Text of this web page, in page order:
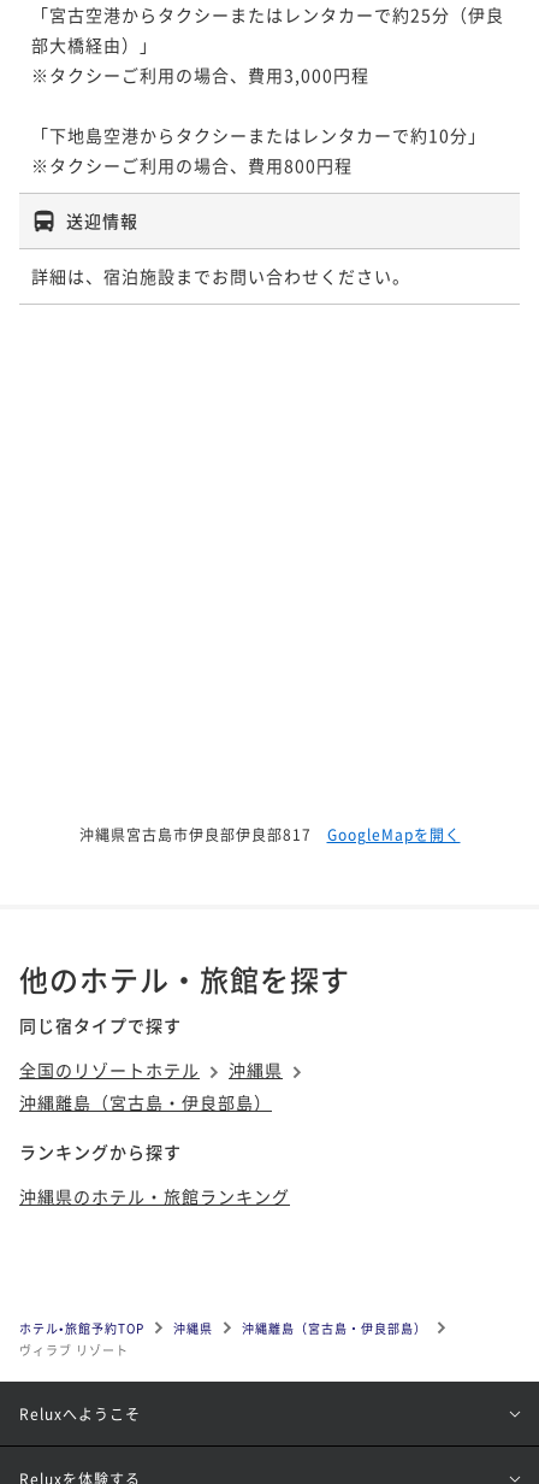
「宮古空港からタクシーまたはレンタカーで約25分（伊良
部大橋経由）」
※タクシーご利用の場合、費用3,000円程
「下地島空港からタクシーまたはレンタカーで約10分」
送迎情報
詳細は、宿泊施設までお問い合わせください。
沖縄県宮古島市伊良部伊良部817 GoogleMapを開く
他のホテル・旅館を探す
同じ宿タイプで探す
全国のリゾートホテル
沖縄県
沖縄離島（宮古島・伊良部島）
ランキングから探す
沖縄県のホテル・旅館ランキング
ホテル•旅館予約TOP 沖縄県
沖縄離島（宮古島・伊良部島）
ヴィラブ リゾート
Reluxへようこそ
Reluxを体験する